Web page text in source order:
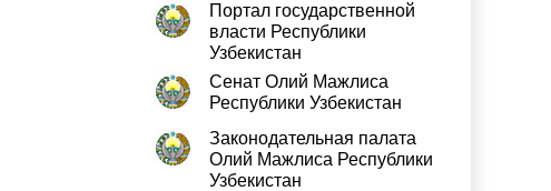
Портал государственной
власти Республики
Узбекистан
Сенат Олий Мажлиса
Республики Узбекистан
Законодательная палата
Олий Мажлиса Республики
Узбекистан